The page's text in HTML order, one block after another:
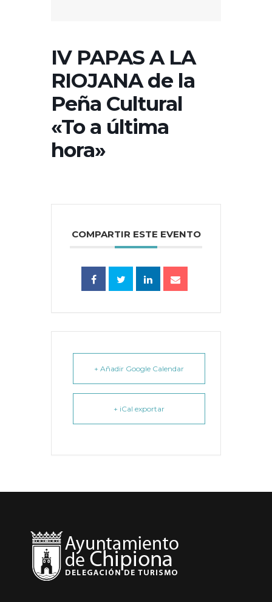
IV PAPAS A LA
RIOJANA de la
Peña Cultural
«To a última
hora»
COMPARTIR ESTE EVENTO
+ Añadir Google Calendar
+ iCal exportar